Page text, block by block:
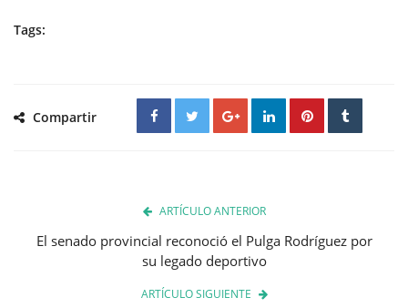
Tags:
Compartir
ARTÍCULO ANTERIOR
El senado provincial reconoció el Pulga Rodríguez por
su legado deportivo
ARTÍCULO SIGUIENTE